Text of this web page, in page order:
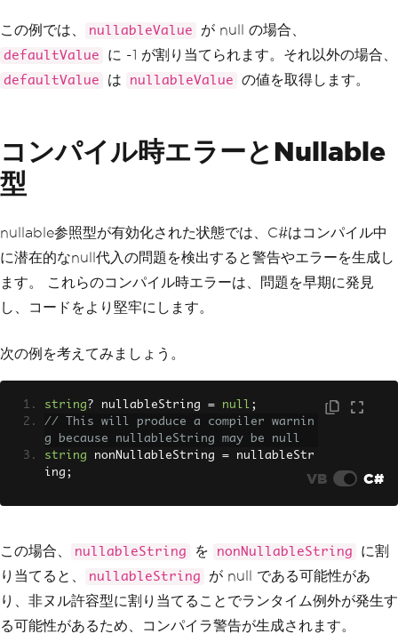
この例では、 nullableValue が null の場合、
defaultValue に -1 が割り当てられます。それ以外の場合、
defaultValue は nullableValue の値を取得します。
コンパイル時エラーとNullable
型
nullable参照型が有効化された状態では、C#はコンパイル中
に潜在的なnull代入の問題を検出すると警告やエラーを生成し
ます。 これらのコンパイル時エラーは、問題を早期に発見
し、コードをより堅牢にします。
次の例を考えてみましょう。
string? nullableString = null ;
// This will produce a compiler warnin
g because nullableString may be null
string nonNullableString = nullableStr
ing ; VB C#
この場合、 nullableString を nonNullableString
に割
り当てると、
nullableString
が null である可能性があ
り、非ヌル許容型に割り当てることでランタイム例外が発生す
る可能性があるため、コンパイラ警告が生成されます。